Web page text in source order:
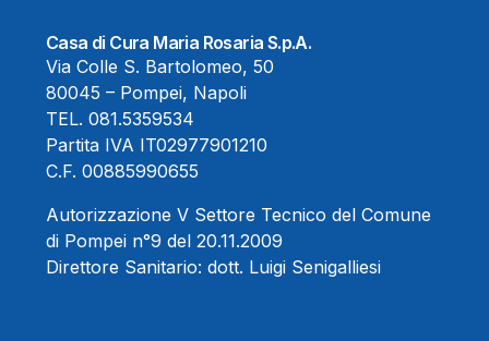
Casa di Cura Maria Rosaria S.p.A.
Via Colle S. Bartolomeo, 50
80045 – Pompei, Napoli
TEL. 081.5359534
Partita IVA IT02977901210
C.F. 00885990655
Autorizzazione V Settore Tecnico del Comune
di Pompei n°9 del 20.11.2009
Direttore Sanitario: dott. Luigi Senigalliesi